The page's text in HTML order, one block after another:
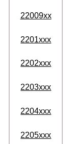
22009xx
2201xxx
2202xxx
2203xxx
2204xxx
2205xxx